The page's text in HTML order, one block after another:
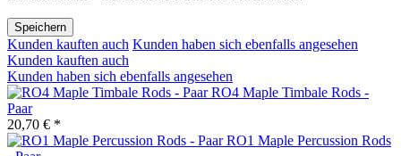
Speichern
Kunden kauften auch Kunden haben sich ebenfalls angesehen
Kunden kauften auch
Kunden haben sich ebenfalls angesehen
RO4 Maple Timbale Rods -
Paar
20,70 € *
RO1 Maple Percussion Rods